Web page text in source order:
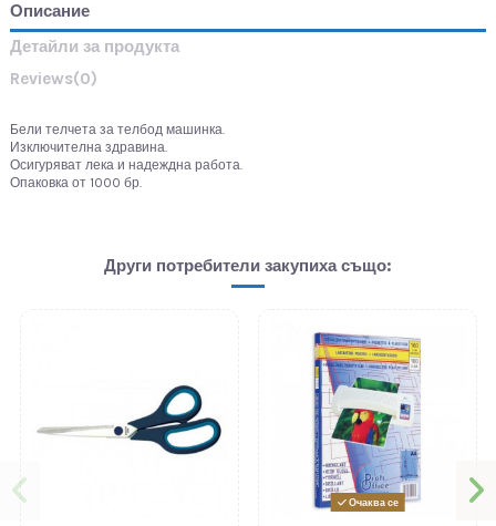
Описание
Детайли за продукта
Reviews(0)
Бели телчета за телбод машинка.
Изключителна здравина.
Осигуряват лека и надеждна работа.
Опаковка от 1000 бр.
Други потребители закупиха също:
Очаква се